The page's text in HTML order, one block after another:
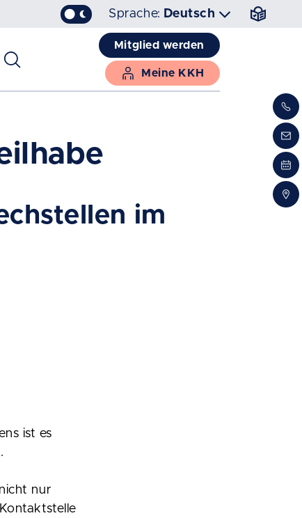
Sprache: Deutsch
Mitglied werden
Meine KKH
im
ist es
nur